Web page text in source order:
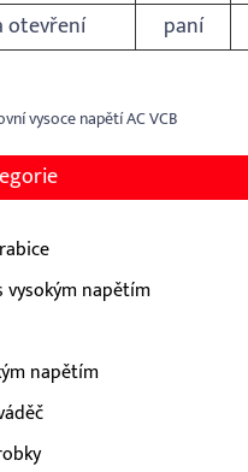
otevření paní
vysoce napětí AC VCB
napětím
napětím